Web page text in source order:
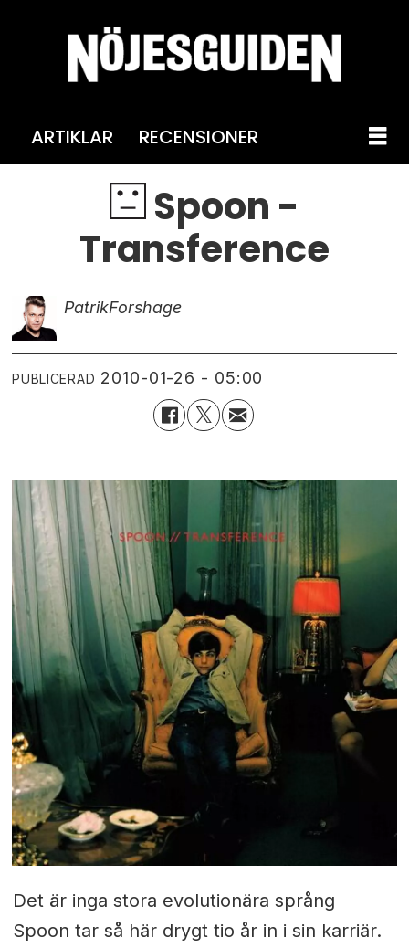
ARTIKLAR RECENSIONER
Spoon -
Transference
PatrikForshage
PUBLICERAD 2010-01-26 - 05:00
Det är inga stora evolutionära språng
Spoon tar så här drygt tio år in i sin karriär.